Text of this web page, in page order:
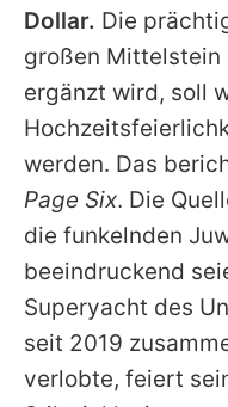
Dollar. Die
großen Mittelstein
ergänzt wird, soll
werden. Das
Page Six. Die
die funkelnden
beeindruckend
Superyacht des
seit 2019
verlobte, feiert